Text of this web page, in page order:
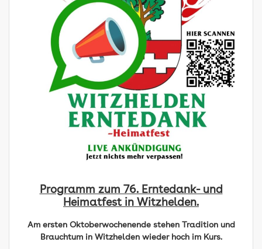
Programm zum 76. Erntedank- und
Heimatfest in Witzhelden.
Am ersten Oktoberwochenende stehen Tradition und
Brauchtum in Witzhelden wieder hoch im Kurs.